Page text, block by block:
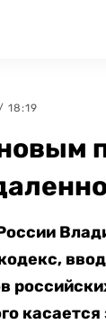
18:19
касается